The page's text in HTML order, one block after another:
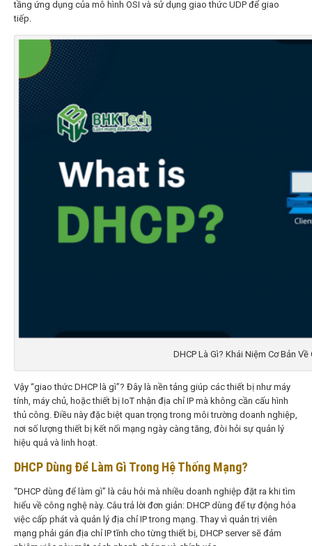
tầng ứng dụng của mô hình OSI và sử dụng giao thức UDP để giao
tiếp.
DHCP Là Gì? Khái Niệm Cơ Bản
Vậy “giao thức DHCP là gì”? Đây là nền tảng giúp các thiết bị như máy
tính, máy chủ, hoặc thiết bị IoT nhận địa chỉ IP mà không cần cấu hình
thủ công. Điều này đặc biệt quan trọng trong môi trường doanh nghiệp,
nơi số lượng thiết bị kết nối mạng ngày càng tăng, đòi hỏi sự quản lý
hiệu quả và linh hoạt.
DHCP Dùng Để Làm Gì Trong Hệ Thống Mạng?
“DHCP dùng để làm gì” là câu hỏi mà nhiều doanh nghiệp đặt ra khi tìm
hiểu về công nghệ này. Câu trả lời đơn giản: DHCP dùng để tự động hóa
việc cấp phát và quản lý địa chỉ IP trong mạng. Thay vì quản trị viên
mạng phải gán địa chỉ IP tĩnh cho từng thiết bị, DHCP server sẽ đảm